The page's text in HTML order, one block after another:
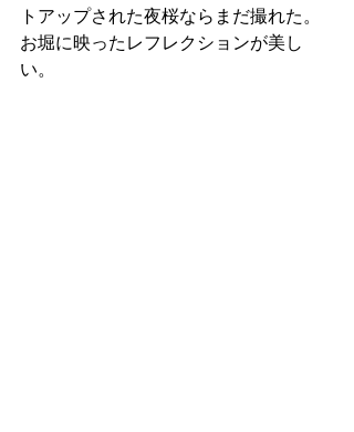
トアップされた夜桜ならまだ撮れた。
お堀に映ったレフレクションが美し
い。